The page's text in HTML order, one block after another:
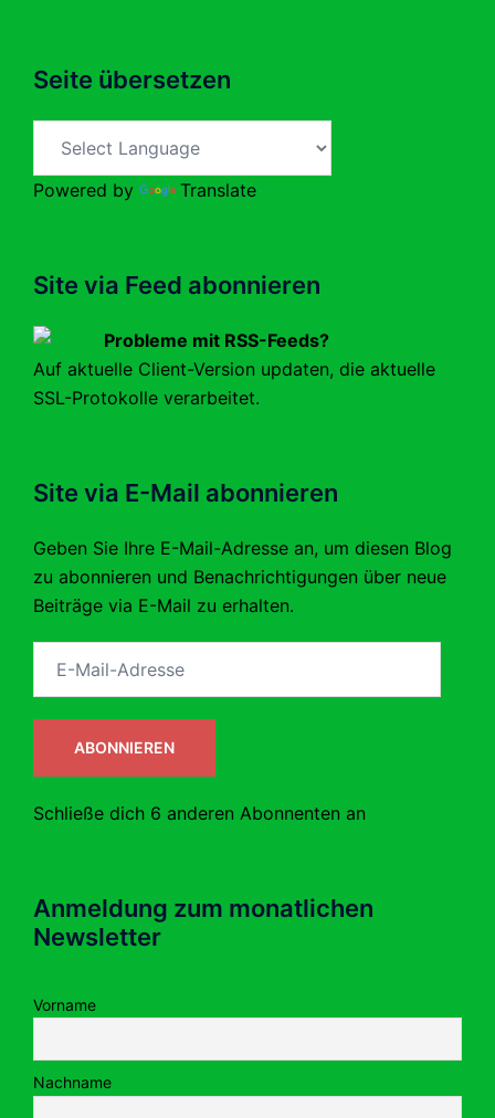
Seite übersetzen
Powered by Translate
Site via Feed abonnieren
Probleme mit RSS-Feeds?
Auf aktuelle Client-Version updaten, die aktuelle
SSL-Protokolle verarbeitet.
Site via E-Mail abonnieren
Geben Sie Ihre E-Mail-Adresse an, um diesen Blog
zu abonnieren und Benachrichtigungen über neue
Beiträge via E-Mail zu erhalten.
Mail-
ABONNIEREN
Schließe dich 6 anderen Abonnenten an
Anmeldung zum monatlichen
Newsletter
Vorname
Nachname